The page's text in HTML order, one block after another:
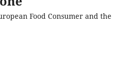
Food Consumer and the